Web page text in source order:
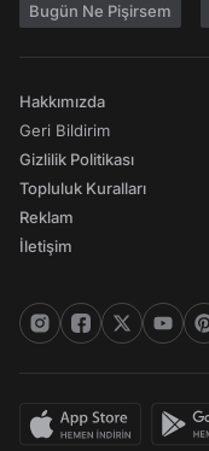
Bugün Ne Pişirsem
Hakkımızda
Geri Bildirim
Gizlilik Politikası
Topluluk Kuralları
Reklam
İletişim